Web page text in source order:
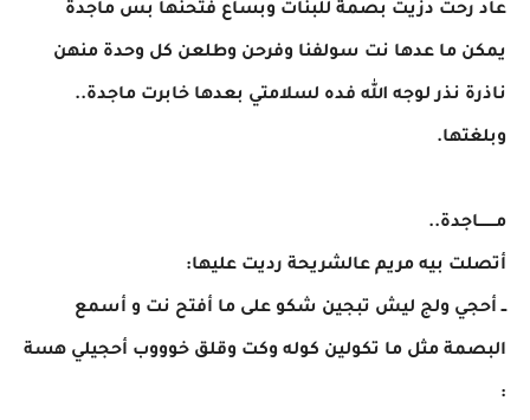
عاد رحت دزيت بصمة للبنات وبساع فتحنها بس ماجدة
يمكن ما عدها نت سولفنا وفرحن وطلعن كل وحدة منهن
ناذرة نذر لوجه الله فده لسلامتي بعدها خابرت ماجدة..
وبلغتها.
مـــــــاجدة..
أتصلت بيه مريم عالشريحة رديت عليها:
ــ أحجي ولج ليش تبجين شكو على ما أفتح نت و أسمع
البصمة مثل ما تكولين كوله وكت وقلق خوووب أحجيلي هسة
: